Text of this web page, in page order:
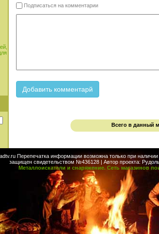
Подписаться на комментарии
Всего в данный
Перепечатка информации возможна только при
защищен свидетельством №436128 | Автор проекта:
Металлоискатели и снаряжение. Сеть магазинов